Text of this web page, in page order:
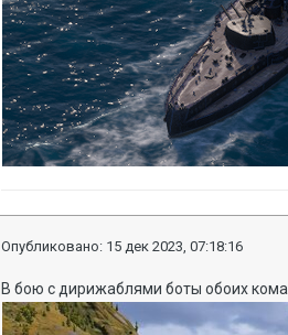
Опубликовано: 15 дек 2023, 07:18:16
В бою с дирижаблями боты обоих